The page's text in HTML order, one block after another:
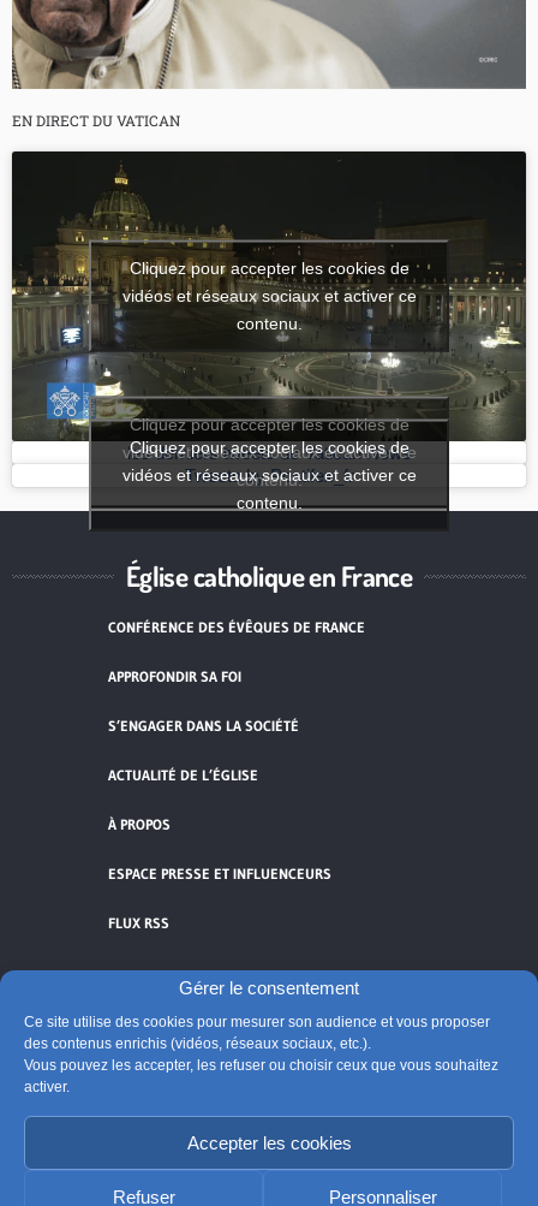
Gérer le consentement
Ce site utilise des cookies pour mesurer son audience et vous proposer
des contenus enrichis (vidéos, réseaux sociaux, etc.).
Vous pouvez les accepter, les refuser ou choisir ceux que vous souhaitez
activer.
Accepter les cookies
Refuser Personnaliser
EN DIRECT DU VATICAN
Cliquez pour accepter les cookies de
vidéos et réseaux sociaux et activer ce
contenu.
les derniers tweets de Vatican News
Cliquez pour accepter les cookies de
vidéos et réseaux sociaux et activer ce
contenu.
Tweets by Pontifex_fr
Cliquez pour accepter les cookies de
vidéos et réseaux sociaux et activer ce
contenu.
Église catholique en France
CONFÉRENCE DES ÉVÊQUES DE FRANCE
APPROFONDIR SA FOI
S’ENGAGER DANS LA SOCIÉTÉ
ACTUALITÉ DE L’ÉGLISE
À PROPOS
ESPACE PRESSE ET INFLUENCEURS
FLUX RSS
Cliquez pour accepter les cookies de
vidéos et réseaux sociaux et activer ce
Édité par la Conférence des évêques de France
Suivre @Eglisecatho